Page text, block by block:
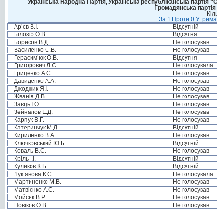
Українська Народна Партія, Українська республіканська
Громадянська
За:1 Проти:0
Ар’єв В.І.
Відсутній
Білозір О.В.
Відсутня
Борисов В.Д.
Не голосував
Василенко С.В.
Не голосував
Герасим’юк О.В.
Відсутня
Григорович Л.С.
Не голосувала
Гриценко А.С.
Не голосував
Давиденко А.А.
Не голосував
Джоджик Я.І.
Не голосував
Жванія Д.В.
Не голосував
Заєць І.О.
Не голосував
Зейналов Е.Д.
Не голосував
Карпук В.Г.
Не голосував
Катеринчук М.Д.
Відсутній
Кириленко В.А.
Не голосував
Ключковський Ю.Б.
Відсутній
Коваль В.С.
Не голосував
Кріль І.І.
Відсутній
Куликов К.Б.
Відсутній
Лук’янова К.Є.
Не голосувала
Мартиненко М.В.
Не голосував
Матвієнко А.С.
Не голосував
Мойсик В.Р.
Не голосував
Новіков О.В.
Не голосував